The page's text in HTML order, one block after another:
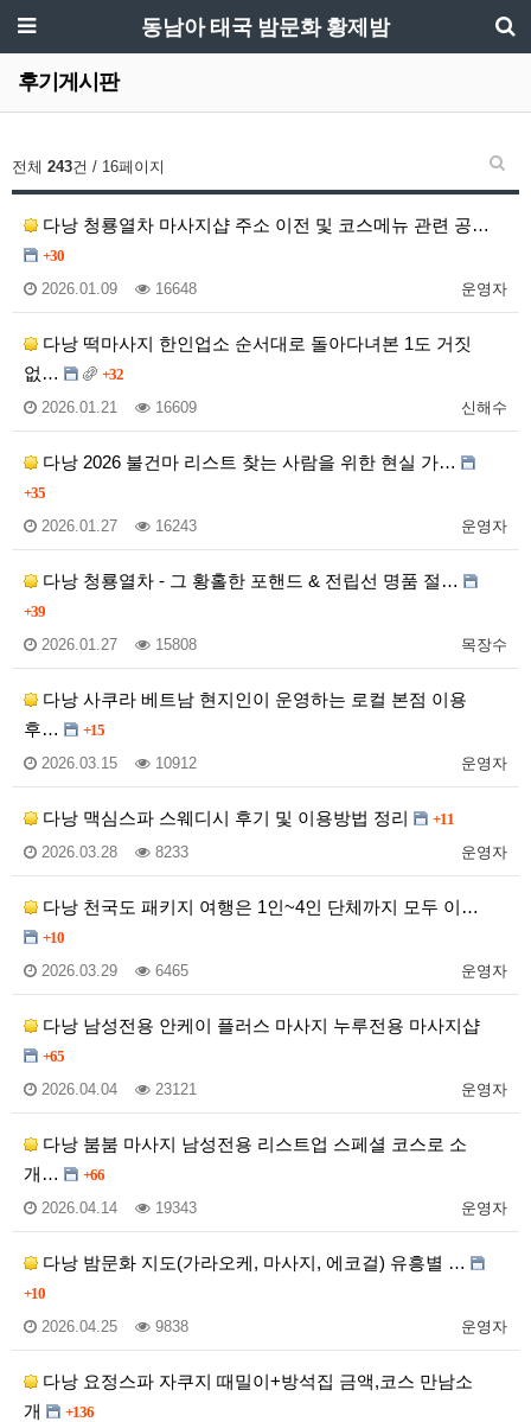
동남아 태국 밤문화 황제밤
후기게시판
전체 243건 / 16페이지
다낭 청룡열차 마사지샵 주소 이전 및 코스메뉴 관련 공…
+30
운영자
2026.01.09 16648
다낭 떡마사지 한인업소 순서대로 돌아다녀본 1도 거짓
없…
+32
신해수
2026.01.21 16609
다낭 2026 불건마 리스트 찾는 사람을 위한 현실 가…
+35
운영자
2026.01.27 16243
다낭 청룡열차 - 그 황홀한 포핸드 & 전립선 명품 절…
+39
목장수
2026.01.27 15808
다낭 사쿠라 베트남 현지인이 운영하는 로컬 본점 이용
후…
+15
운영자
2026.03.15 10912
다낭 맥심스파 스웨디시 후기 및 이용방법 정리 +11
운영자
2026.03.28 8233
다낭 천국도 패키지 여행은 1인~4인 단체까지 모두 이…
+10
운영자
2026.03.29 6465
다낭 남성전용 안케이 플러스 마사지 누루전용 마사지샵
+65
운영자
2026.04.04 23121
다낭 붐붐 마사지 남성전용 리스트업 스페셜 코스로 소
개…
+66
운영자
2026.04.14 19343
다낭 밤문화 지도(가라오케, 마사지, 에코걸) 유흥별 …
+10
운영자
2026.04.25 9838
다낭 요정스파 자쿠지 때밀이+방석집 금액,코스 만남소
개
+136